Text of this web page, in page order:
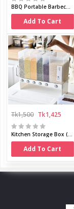
BBQ Portable Barbecue Grill (17 inch )
Add To Cart
Tk1,500 Tk1,425
Kitchen Storage Box ( 6-Grid Dry Food Dispenser )
Add To Cart